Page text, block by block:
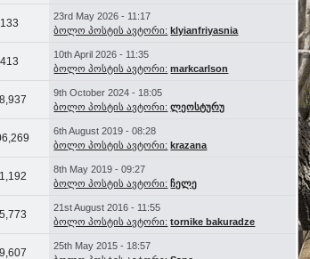
133
23rd May 2026 - 11:17
ბოლო პოსტის ავტორი: klyianfriyasnia
413
10th April 2026 - 11:35
ბოლო პოსტის ავტორი: markcarlson
9th October 2024 - 18:05
ბოლო პოსტის ავტორი: ლეოსტურუ
6th August 2019 - 08:28
ბოლო პოსტის ავტორი: krazana
8th May 2019 - 09:27
ბოლო პოსტის ავტორი: ჩელე
21st August 2016 - 11:55
ბოლო პოსტის ავტორი: tornike bakuradze
25th May 2015 - 18:57